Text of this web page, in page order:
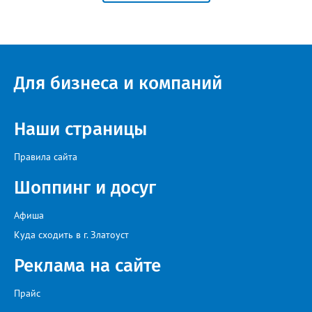
— сообщила начальник Главного управления ГЖИ Ирина
оперативно делиться информацией со всеми
заинтересованными – от поставщика тепла до конечных
Для бизнеса и компаний
Наши страницы
Правила сайта
Шоппинг и досуг
Афиша
Куда сходить в г. Златоуст
Реклама на сайте
Прайс